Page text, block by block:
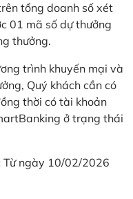
tổng doanh số xét
01 mã số dự thưởng
thưởng.
trình khuyến mại và
Quý khách cần có
thời có tài khoản
ở trạng thái
Từ ngày 10/02/2026